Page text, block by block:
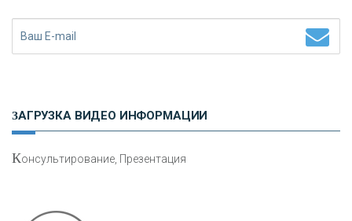
ЗАГРУЗКА ВИДЕО ИНФОРМАЦИИ
Консультирование, Презентация